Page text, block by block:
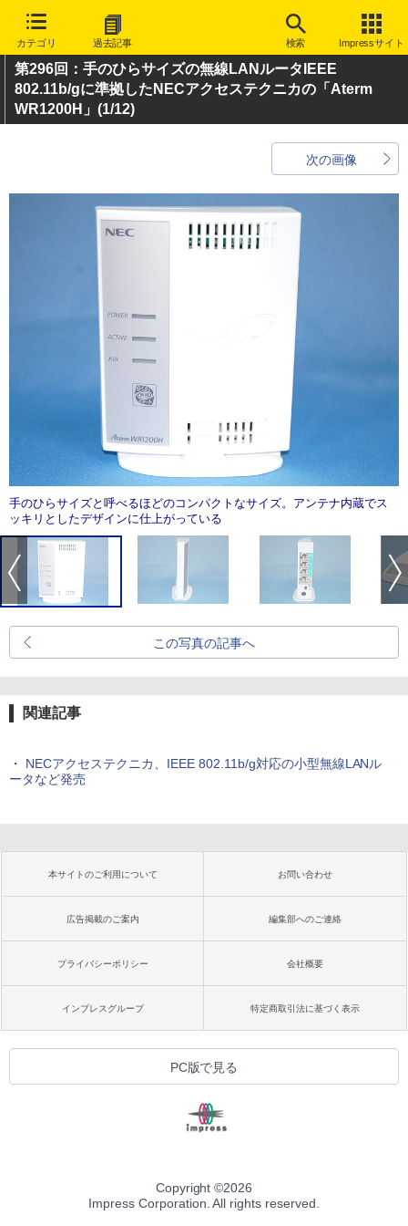
カテゴリ 過去記事 検索 Impressサイト
第296回：手のひらサイズの無線LANルータIEEE
802.11b/gに準拠したNECアクセステクニカの「Aterm
WR1200H」 (1/12)
次の画像
手のひらサイズと呼べるほどのコンパクトなサイズ。アンテナ内蔵でス
ッキリとしたデザインに仕上がっている
この写真の記事へ
関連記事
・ NECアクセステクニカ、IEEE 802.11b/g対応の小型無線LANル
ータなど発売
本サイトのご利用について お問い合わせ
広告掲載のご案内 編集部へのご連絡
プライバシーポリシー 会社概要
インプレスグループ 特定商取引法に基づく表示
PC版で見る
Copyright ©2026
Impress Corporation. All rights reserved.